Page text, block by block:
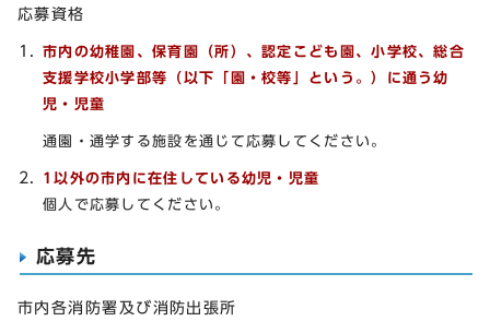
応募資格
市内の幼稚園、保育園（所）、認定こども園、小学校、総合
支援学校小学部等（以下「園・校等」という。）に通う幼
児・児童
通園・通学する施設を通じて応募してください。
1以外の市内に在住している幼児・児童
個人で応募してください。
応募先
市内各消防署及び消防出張所